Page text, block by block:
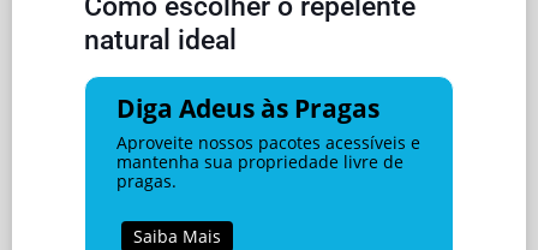
natural ideal
Diga Adeus às Pragas
Aproveite nossos pacotes acessíveis e
mantenha sua propriedade livre de
pragas.
Saiba Mais